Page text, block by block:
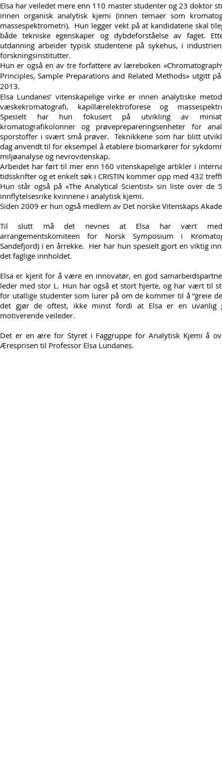
Elsa har veiledet mere enn 110 master studenter og 23 doktor
innen organisk analytisk kjemi (innen temaer som
massespektrometri). Hun legger vekt på at kandidatene skal
både tekniske egenskaper og dybdeforståelse av faget.
utdanning arbeider typisk studentene på sykehus, i
forskningsinstitutter.
Hun er også en av tre forfattere av læreboken
Principles, Sample Preparations and Related Methods» utgitt
2013.
Elsa Lundanes’ vitenskapelige virke er innen analytiske
væskekromatografi, kapillærelektroforese og
Spesielt har hun fokusert på utvikling av
kromatografikolonner og prøveprepareringsenheter for
sporstoffer i svært små prøver. Teknikkene som har blitt
dag anvendt til for eksempel å etablere biomarkører for
miljøanalyse og nevrovitenskap.
Arbeidet har ført til mer enn 160 vitenskapelige artikler i
tidsskrifter og et enkelt søk i CRISTIN kommer opp med 432 treff!
Hun står også på «The Analytical Scientist» sin liste over de
innflytelsesrike kvinnene i analytisk kjemi.
Siden 2009 er hun også medlem av Det norske Vitenskaps
Til slutt må det nevnes at Elsa har vært
arrangementskomiteen for Norsk Symposium i
Sandefjord) i en årrekke. Her har hun spesielt gjort en viktig
det faglige innholdet.
Elsa er kjent for å være en innovatør, en god
leder med stor L. Hun har også et stort hjerte, og har vært til
for utallige studenter som lurer på om de kommer til å ”greie
det gjør de oftest, ikke minst fordi at Elsa er en uvanlig
motiverende veileder.
Det er en ære for Styret i Faggruppe for Analytisk Kjemi å
Æresprisen til Professor Elsa Lundanes.